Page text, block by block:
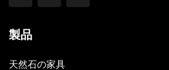
製品
天然石の家具